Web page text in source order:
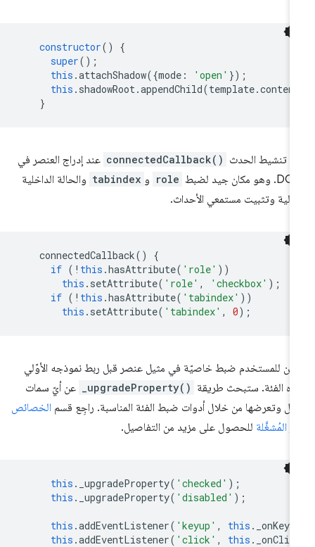
constructor ()
super
this.attachShadow({mode : 'open'
this.shadowRoot.appendChild(template.
تنشيط الحدث connectedCallback() عند إدراج العنصر في
role و tabindex والحالة الداخلية
وتثبيت مستمعي الأحداث.
connectedCallback ()
if (!this.hasAttribute('role'
this.setAttribute('role' , 'checkbox'
if (!this.hasAttribute('tabindex'
this.setAttribute('tabindex',
للمستخدم ضبط خاصيّة في مثيل عنصر قبل ربط نموذجه الأوّلي
الفئة. ستبحث طريقة _upgradeProperty() عن أيّ سمات
وتعرضها من خلال أدوات ضبط الفئة المناسبة. راجِع قسمالخصائص
المُشغَّلةللحصول على مزيد من التفاصيل.
this._upgradeProperty('checked'
this._upgradeProperty('disabled'
this.addEventListener('keyup', this.
this.addEventListener('click', this.